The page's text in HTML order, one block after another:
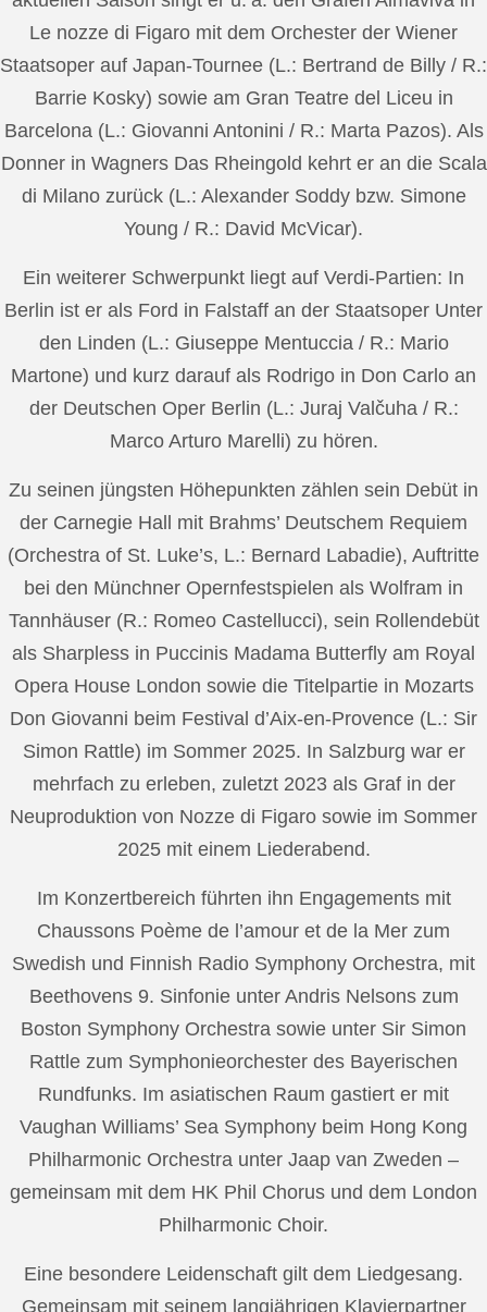
Le nozze di Figaro mit dem Orchester der Wiener
Staatsoper auf Japan-Tournee (L.: Bertrand de Billy / R.:
Barrie Kosky) sowie am Gran Teatre del Liceu in
Barcelona (L.: Giovanni Antonini / R.: Marta Pazos). Als
Donner in Wagners Das Rheingold kehrt er an die Scala
di Milano zurück (L.: Alexander Soddy bzw. Simone
Young / R.: David McVicar).
Ein weiterer Schwerpunkt liegt auf Verdi-Partien: In
Berlin ist er als Ford in Falstaff an der Staatsoper Unter
den Linden (L.: Giuseppe Mentuccia / R.: Mario
Martone) und kurz darauf als Rodrigo in Don Carlo an
der Deutschen Oper Berlin (L.: Juraj Valčuha / R.:
Marco Arturo Marelli) zu hören.
Zu seinen jüngsten Höhepunkten zählen sein Debüt in
der Carnegie Hall mit Brahms’ Deutschem Requiem
(Orchestra of St. Luke’s, L.: Bernard Labadie), Auftritte
bei den Münchner Opernfestspielen als Wolfram in
Tannhäuser (R.: Romeo Castellucci), sein Rollendebüt
als Sharpless in Puccinis Madama Butterfly am Royal
Opera House London sowie die Titelpartie in Mozarts
Don Giovanni beim Festival d’Aix-en-Provence (L.: Sir
Simon Rattle) im Sommer 2025. In Salzburg war er
mehrfach zu erleben, zuletzt 2023 als Graf in der
Neuproduktion von Nozze di Figaro sowie im Sommer
2025 mit einem Liederabend.
Im Konzertbereich führten ihn Engagements mit
Chaussons Poème de l’amour et de la Mer zum
Swedish und Finnish Radio Symphony Orchestra, mit
Beethovens 9. Sinfonie unter Andris Nelsons zum
Boston Symphony Orchestra sowie unter Sir Simon
Rattle zum Symphonieorchester des Bayerischen
Rundfunks. Im asiatischen Raum gastiert er mit
Vaughan Williams’ Sea Symphony beim Hong Kong
Philharmonic Orchestra unter Jaap van Zweden –
gemeinsam mit dem HK Phil Chorus und dem London
Philharmonic Choir.
Eine besondere Leidenschaft gilt dem Liedgesang.
Gemeinsam mit seinem langjährigen Klavierpartner